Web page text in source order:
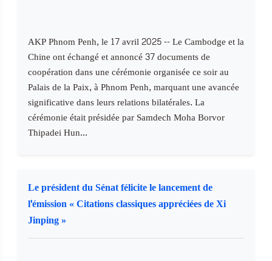
AKP Phnom Penh, le 17 avril 2025 -- Le Cambodge et la
Chine ont échangé et annoncé 37 documents de
coopération dans une cérémonie organisée ce soir au
Palais de la Paix, à Phnom Penh, marquant une avancée
significative dans leurs relations bilatérales. La
cérémonie était présidée par Samdech Moha Borvor
Thipadei Hun...
Le président du Sénat félicite le lancement de
l'émission « Citations classiques appréciées de Xi
Jinping »